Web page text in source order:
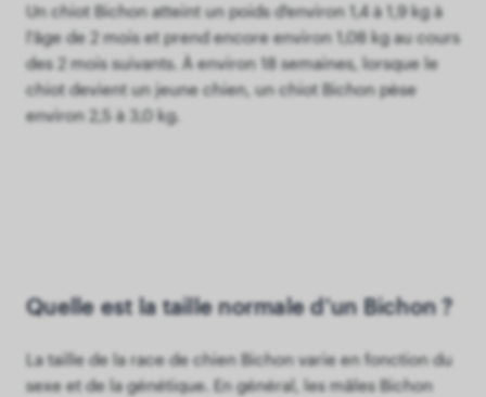
Un chiot Bichon atteint un poids d'environ 1,4 à 1,9 kg à
l'âge de 2 mois et prend encore environ 1,08 kg au cours
des 2 mois suivants. À environ 18 semaines, lorsque le
chiot devient un jeune chien, un chiot Bichon pèse
environ 2,5 à 3,0 kg.
Quelle est la taille normale d'un Bichon ?
La taille de la race de chien Bichon varie en fonction du
sexe et de la génétique. En général, les mâles Bichon